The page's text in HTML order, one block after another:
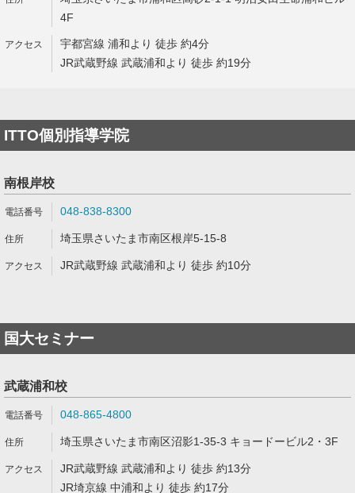
4F
宇都宮線 浦和より 徒歩 約4分
JR武蔵野線 武蔵浦和より 徒歩 約19分
ITTO個別指導学院
南根岸校
048-838-8300
埼玉県さいたま市南区根岸5-15-8
JR武蔵野線 武蔵浦和より 徒歩 約10分
国大セミナー
武蔵浦和校
048-865-4800
埼玉県さいたま市南区沼影1-35-3 キョードービル2・3F
JR武蔵野線 武蔵浦和より 徒歩 約13分
JR埼京線 中浦和より 徒歩 約17分